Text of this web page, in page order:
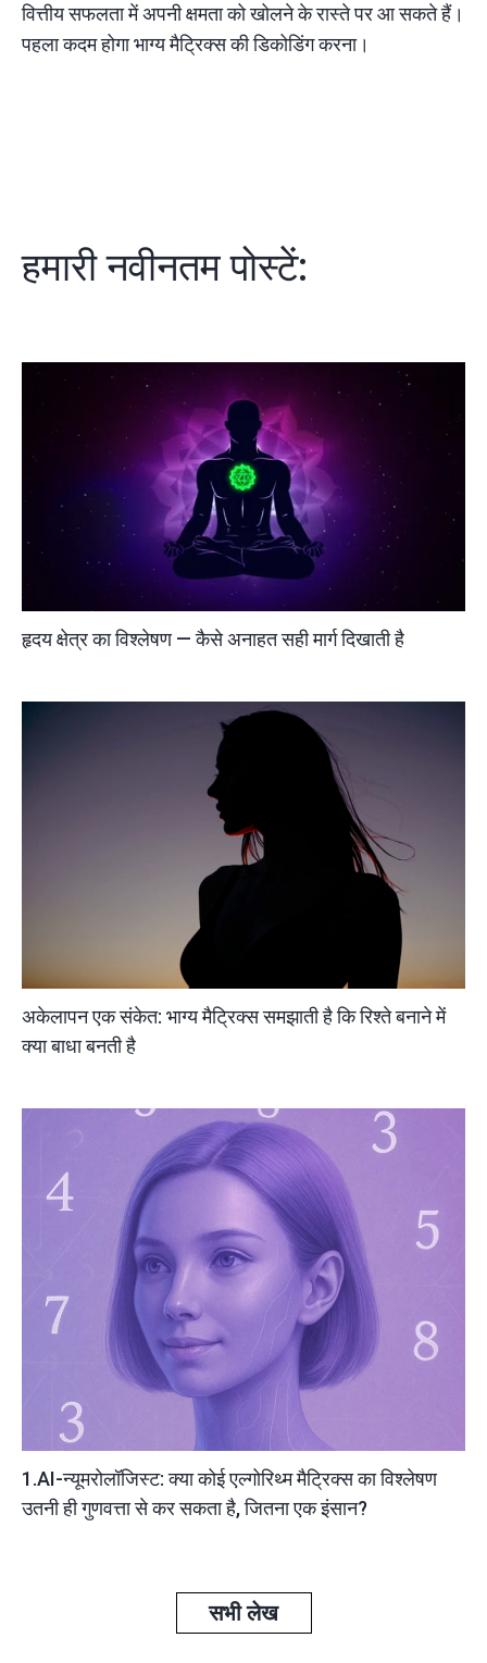
वित्तीय सफलता में अपनी क्षमता को खोलने के रास्ते पर आ सकते हैं।
पहला कदम होगा भाग्य मैट्रिक्स की डिकोडिंग करना।
हमारी नवीनतम पोस्टें:
हृदय क्षेत्र का विश्लेषण — कैसे अनाहत सही मार्ग दिखाती है
अकेलापन एक संकेत: भाग्य मैट्रिक्स समझाती है कि रिश्ते बनाने में
क्या बाधा बनती है
1.AI-न्यूमरोलॉजिस्ट: क्या कोई एल्गोरिथ्म मैट्रिक्स का विश्लेषण
उतनी ही गुणवत्ता से कर सकता है, जितना एक इंसान?
सभी लेख